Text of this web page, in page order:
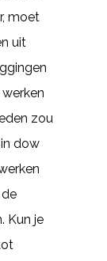
moet
uit
zou
dow
Kun je